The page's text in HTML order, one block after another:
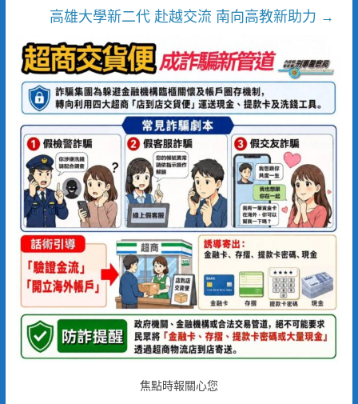
高雄大學新二代 赴越交流 南向高教新助力 →
焦點時報關心您